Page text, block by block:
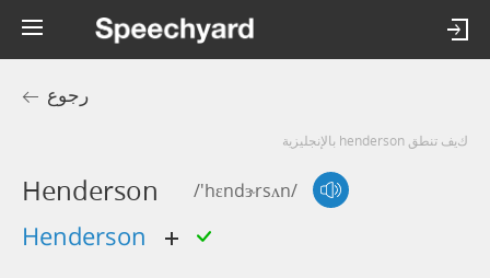
رجوع
كيف تنطق henderson بالإنجليزية
Henderson /'hɛndɝrsʌn/
henderson